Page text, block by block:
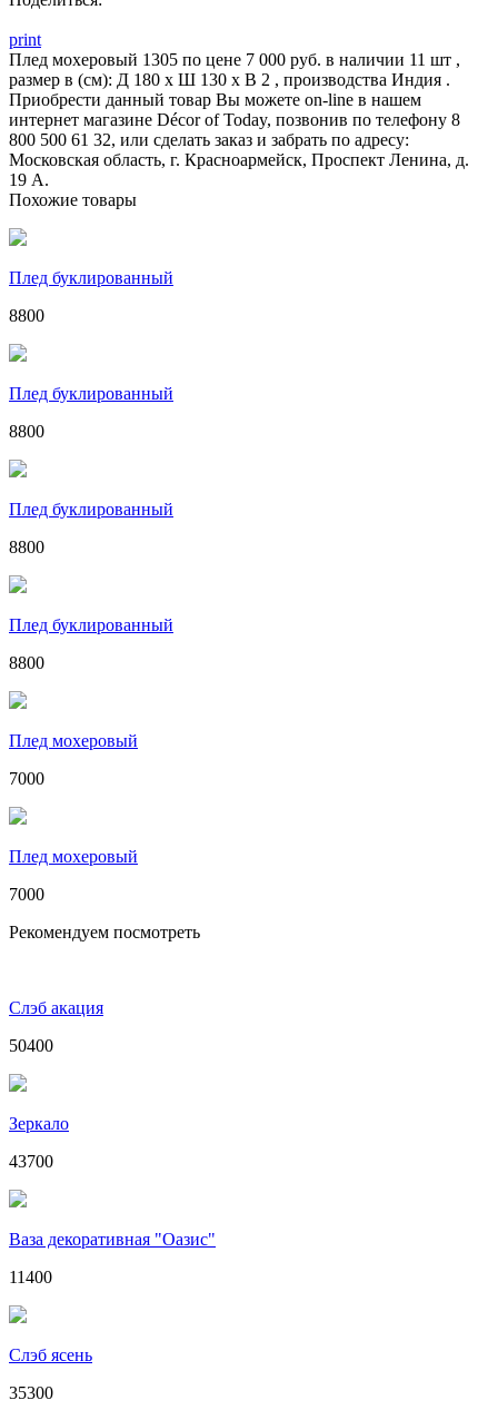
print
Плед мохеровый 1305 по цене 7 000 руб. в наличии 11 шт ,
размер в (см): Д 180 x Ш 130 x В 2 , производства Индия .
Приобрести данный товар Вы можете on-line в нашем
интернет магазине Décor of Today, позвонив по телефону 8
800 500 61 32, или сделать заказ и забрать по адресу:
Московская область, г. Красноармейск, Проспект Ленина, д.
19 А.
Похожие товары
Плед буклированный
8800
Плед буклированный
8800
Плед буклированный
8800
Плед буклированный
8800
Плед мохеровый
7000
Плед мохеровый
7000
Рекомендуем посмотреть
Слэб акация
50400
Зеркало
43700
Ваза декоративная "Оазис"
11400
Слэб ясень
35300